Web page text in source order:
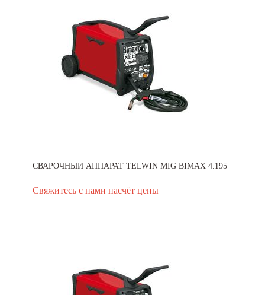
СВАРОЧНЫЙ АППАРАТ TELWIN MIG BIMAX 4.195
Свяжитесь с нами насчёт цены